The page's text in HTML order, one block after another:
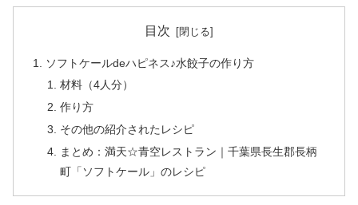
目次
ソフトケールdeハピネス♪水餃子の作り方
材料（4人分）
作り方
その他の紹介されたレシピ
まとめ：満天☆青空レストラン｜千葉県長生郡長柄
町「ソフトケール」のレシピ